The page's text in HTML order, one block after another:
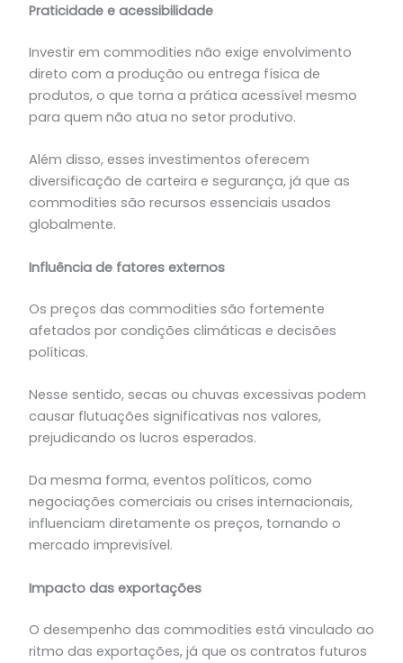
Praticidade e acessibilidade
Investir em commodities não exige envolvimento
direto com a produção ou entrega física de
produtos, o que torna a prática acessível mesmo
para quem não atua no setor produtivo.
Além disso, esses investimentos oferecem
diversificação de carteira e segurança, já que as
commodities são recursos essenciais usados
globalmente.
Influência de fatores externos
Os preços das commodities são fortemente
afetados por condições climáticas e decisões
políticas.
Nesse sentido, secas ou chuvas excessivas podem
causar flutuações significativas nos valores,
prejudicando os lucros esperados.
Da mesma forma, eventos políticos, como
negociações comerciais ou crises internacionais,
influenciam diretamente os preços, tornando o
mercado imprevisível.
Impacto das exportações
O desempenho das commodities está vinculado ao
ritmo das exportações, já que os contratos futuros